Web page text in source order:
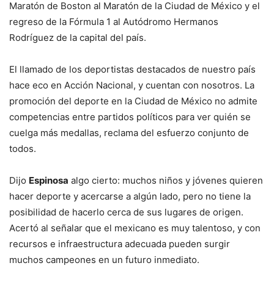
Maratón de Boston al Maratón de la Ciudad de México y el
regreso de la Fórmula 1 al Autódromo Hermanos
Rodríguez de la capital del país.
El llamado de los deportistas destacados de nuestro país
hace eco en Acción Nacional, y cuentan con nosotros. La
promoción del deporte en la Ciudad de México no admite
competencias entre partidos políticos para ver quién se
cuelga más medallas, reclama del esfuerzo conjunto de
todos.
Dijo Espinosa algo cierto: muchos niños y jóvenes quieren
hacer deporte y acercarse a algún lado, pero no tiene la
posibilidad de hacerlo cerca de sus lugares de origen.
Acertó al señalar que el mexicano es muy talentoso, y con
recursos e infraestructura adecuada pueden surgir
muchos campeones en un futuro inmediato.